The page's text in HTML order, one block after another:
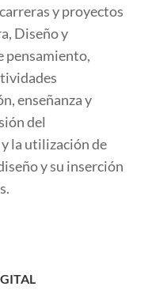
y proyectos
Diseño y
pensamiento,
enseñanza y
del
la utilización de
y su inserción